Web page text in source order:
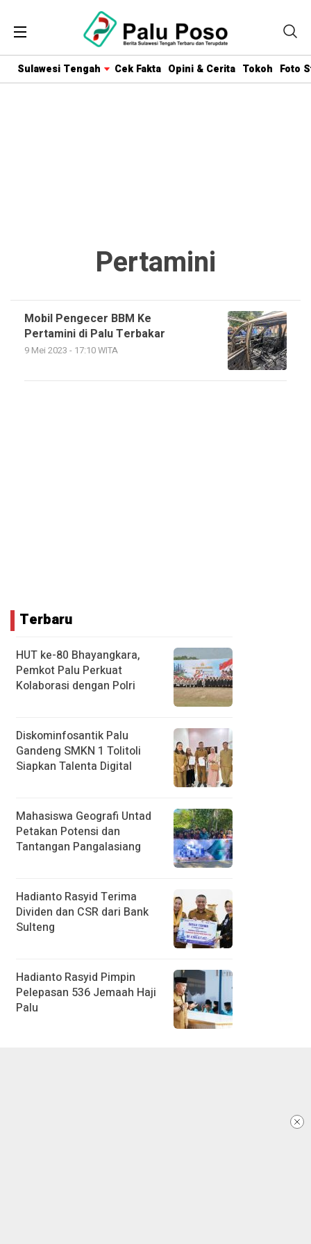
Sulawesi Tengah Cek Fakta Opini & Cerita Tokoh Foto
Pertamini
Mobil Pengecer BBM Ke
Pertamini di Palu Terbakar
9 Mei 2023 - 17:10 WITA
Terbaru
HUT ke-80 Bhayangkara,
Pemkot Palu Perkuat
Kolaborasi dengan Polri
Diskominfosantik Palu
Gandeng SMKN 1 Tolitoli
Siapkan Talenta Digital
Mahasiswa Geografi Untad
Petakan Potensi dan
Tantangan Pangalasiang
Hadianto Rasyid Terima
Dividen dan CSR dari Bank
Sulteng
Hadianto Rasyid Pimpin
Pelepasan 536 Jemaah Haji
Palu